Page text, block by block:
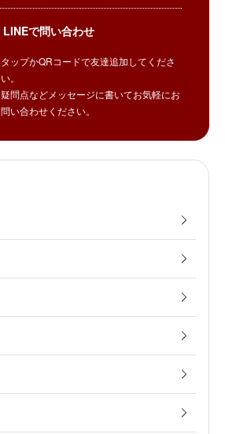
LINEで問い合わせ
タップかQRコードで友達追加してくださ
い。
疑問点などメッセージに書いてお気軽にお
問い合わせください。